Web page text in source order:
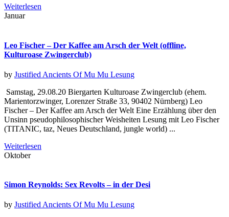
Weiterlesen
Januar
Leo Fischer – Der Kaffee am Arsch der Welt (offline,
Kulturoase Zwingerclub)
by Justified Ancients Of Mu Mu Lesung
Samstag, 29.08.20 Biergarten Kulturoase Zwingerclub (ehem.
Marientorzwinger, Lorenzer Straße 33, 90402 Nürnberg) Leo
Fischer – Der Kaffee am Arsch der Welt Eine Erzählung über den
Unsinn pseudophilosophischer Weisheiten Lesung mit Leo Fischer
(TITANIC, taz, Neues Deutschland, jungle world) ...
Weiterlesen
Oktober
Simon Reynolds: Sex Revolts – in der Desi
by Justified Ancients Of Mu Mu Lesung